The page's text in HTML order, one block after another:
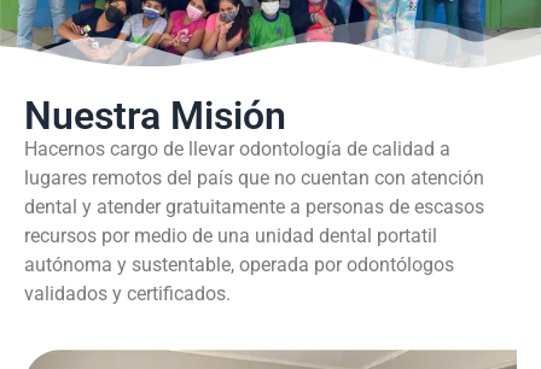
Nuestra Misión
Hacernos cargo de llevar odontología de calidad a
lugares remotos del país que no cuentan con atención
dental y atender gratuitamente a personas de escasos
recursos por medio de una unidad dental portatil
autónoma y sustentable, operada por odontólogos
validados y certificados.